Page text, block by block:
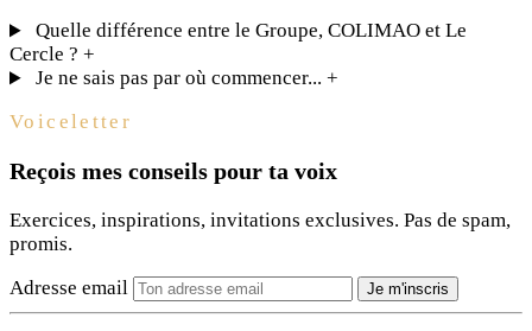
Quelle différence entre le Groupe, COLIMAO et Le
Cercle ? +
Je ne sais pas par où commencer...+
Voiceletter
Reçois mes conseils pour ta voix
Exercices, inspirations, invitations exclusives. Pas de spam,
promis.
Adresse email
Je m'inscris